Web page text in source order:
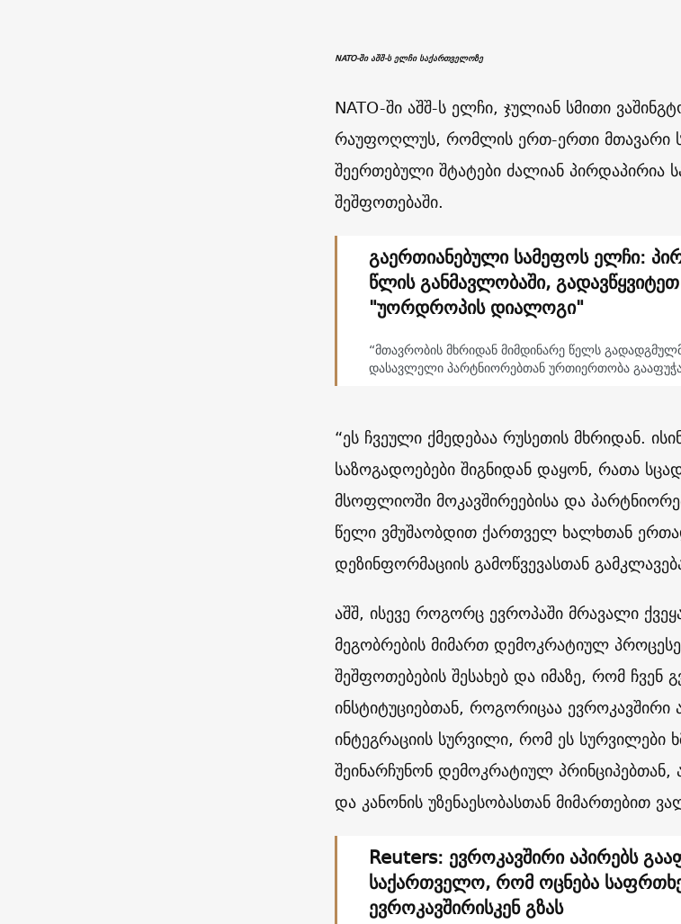
NATO-ში აშშ-ს ელჩი საქართველოზე
NATO-ში აშშ-ს ელჩი, ჯულიან სმითი
რაუფოღლუს, რომლის ერთ-ერთი მთავარი
შეერთებული შტატები ძალიან
შეშფოთებაში.
გაერთიანებული სამეფოს ელჩი:
წლის განმავლობაში, გადავწყვიტეთ
"უორდროპის დიალოგი"
“მთავრობის მხრიდან მიმდინარე წელს
დასავლელი პარტნიორებთან ურთიერთობა
“ეს ჩვეული ქმედებაა რუსეთის მხრიდან.
საზოგადოებები შიგნიდან დაყონ, რათა
მსოფლიოში მოკავშირეებისა და
წელი ვმუშაობდით ქართველ ხალხთან
დეზინფორმაციის გამოწვევასთან
აშშ, ისევე როგორც ევროპაში მრავალი
მეგობრების მიმართ დემოკრატიულ
შეშფოთებების შესახებ და იმაზე, რომ
ინსტიტუციებთან, როგორიცაა
ინტეგრაციის სურვილი, რომ ეს სურვილები
შეინარჩუნონ დემოკრატიულ
და კანონის უზენაესობასთან მიმართებით
Reuters: ევროკავშირი აპირებს
საქართველო, რომ ოცნება
ევროკავშირისკენ გზას